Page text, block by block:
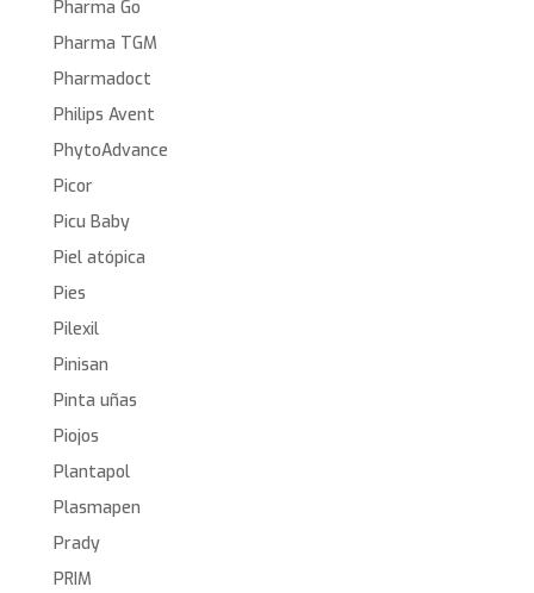
Pharma Go
Pharma TGM
Pharmadoct
Philips Avent
PhytoAdvance
Picor
Picu Baby
Piel atópica
Pies
Pilexil
Pinisan
Pinta uñas
Piojos
Plantapol
Plasmapen
Prady
PRIM